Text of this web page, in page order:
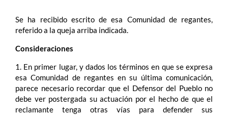
Se ha recibido escrito de esa Comunidad de regantes,
referido a la queja arriba indicada.
Consideraciones
1. En primer lugar, y dados los términos en que se expresa
esa Comunidad de regantes en su última comunicación,
parece necesario recordar que el Defensor del Pueblo no
debe ver postergada su actuación por el hecho de que el
reclamante tenga otras vías para defender sus